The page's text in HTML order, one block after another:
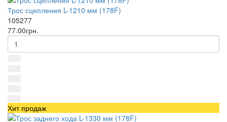
Трос сцепления L-1210 мм (178F)
105277
77.00грн.
Хит продаж